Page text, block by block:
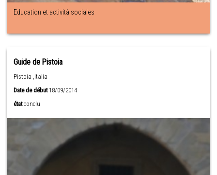
Education et actività sociales
Guide de Pistoia
Pistoia ,Italia
Date de début18/09/2014
état conclu